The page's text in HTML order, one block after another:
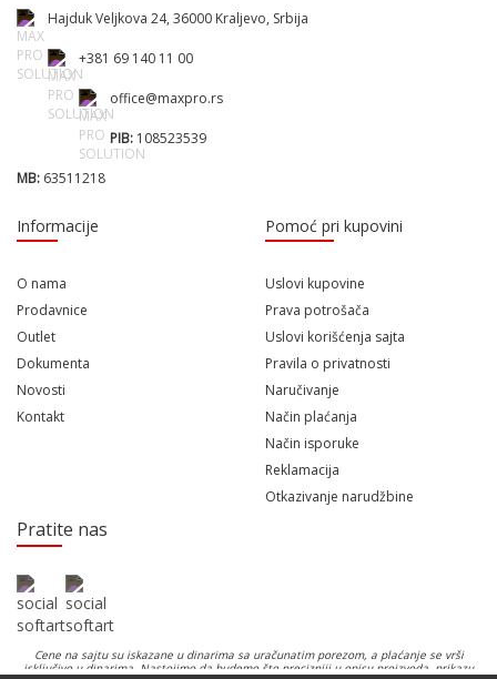
Hajduk Veljkova 24, 36000 Kraljevo, Srbija
+381 69 140 11 00
office@maxpro.rs
PIB: 108523539
MB: 63511218
Informacije
O nama
Prodavnice
Outlet
Dokumenta
Novosti
Kontakt
Pomoć pri kupovini
Uslovi kupovine
Prava potrošača
Uslovi korišćenja sajta
Pravila o privatnosti
Naručivanje
Način plaćanja
Način isporuke
Reklamacija
Otkazivanje narudžbine
Pratite nas
Cene na sajtu su iskazane u dinarima sa uračunatim porezom, a plaćanje se vrši
isključivo u dinarima. Nastojimo da budemo što precizniji u opisu proizvoda, prikazu